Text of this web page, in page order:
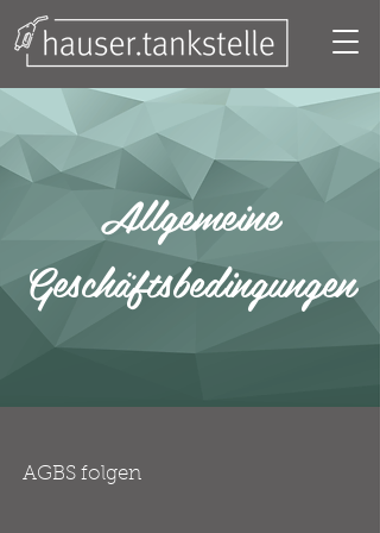
Allgemeine
Geschäftsbedingungen
AGBS folgen